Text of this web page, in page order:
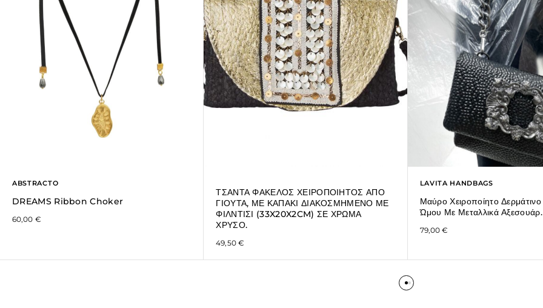
ABSTRACTO
DREAMS Ribbon Choker
60,00 €
ΤΣΑΝΤΑ ΦΑΚΕΛΟΣ ΧΕΙΡΟΠΟΙΗΤΟΣ ΑΠΟ
ΓΙΟΥΤΑ, ΜΕ ΚΑΠΑΚΙ ΔΙΑΚΟΣΜΗΜΕΝΟ ΜΕ
ΦΙΛΝΤΙΣΙ (33X20X2CM) ΣΕ ΧΡΩΜΑ
ΧΡΥΣΟ.
49,50 €
LAVITA HANDBAGS
Μαύρο Χειροποίητο Δερμάτινο
Ώμου Με Μεταλλικά Αξεσουάρ.
79,00€